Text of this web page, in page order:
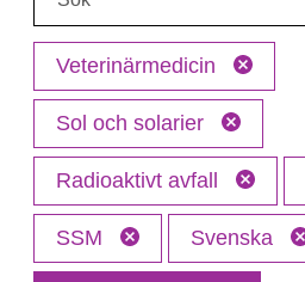
Veterinärmedicin
Sol och solarier
Radioaktivt avfall
SSM Svenska